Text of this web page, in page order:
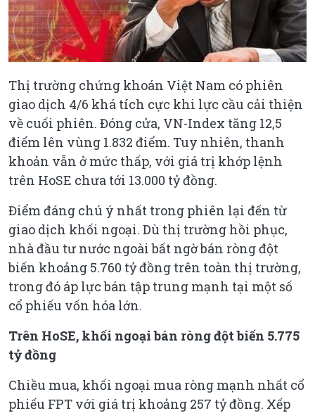
Thị trường chứng khoán Việt Nam có phiên
giao dịch 4/6 khá tích cực khi lực cầu cải thiện
về cuối phiên. Đóng cửa, VN-Index tăng 12,5
điểm lên vùng 1.832 điểm. Tuy nhiên, thanh
khoản vẫn ở mức thấp, với giá trị khớp lệnh
trên HoSE chưa tới 13.000 tỷ đồng.
Điểm đáng chú ý nhất trong phiên lại đến từ
giao dịch khối ngoại. Dù thị trường hồi phục,
nhà đầu tư nước ngoài bất ngờ bán ròng đột
biến khoảng 5.760 tỷ đồng trên toàn thị trường,
trong đó áp lực bán tập trung mạnh tại một số
cổ phiếu vốn hóa lớn.
Trên HoSE, khối ngoại bán ròng đột biến 5.775
tỷ đồng
Chiều mua, khối ngoại mua ròng mạnh nhất cổ
phiếu FPT với giá trị khoảng 257 tỷ đồng. Xếp